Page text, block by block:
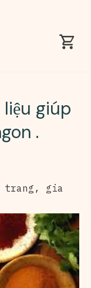
liệu giúp
.
trang , gia